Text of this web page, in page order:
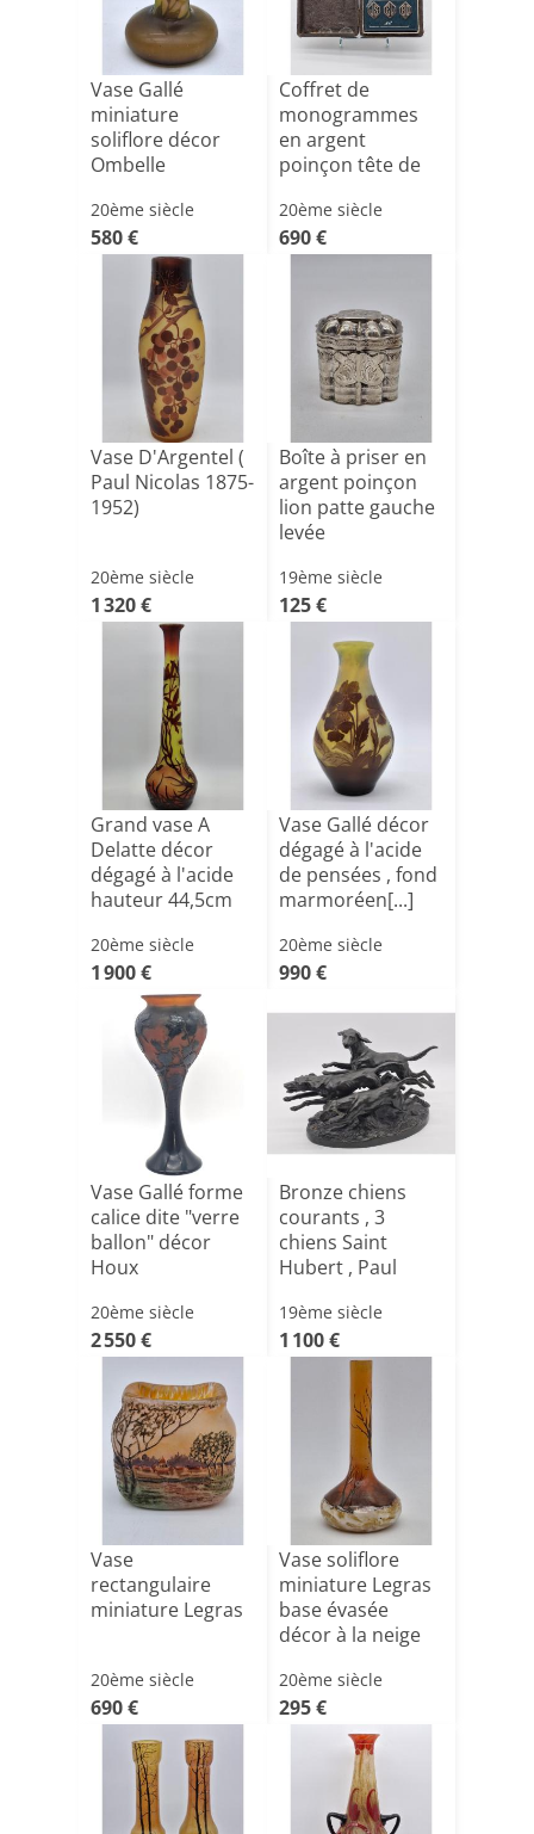
Vase Gallé
miniature
soliflore décor
Ombelle
20ème siècle
580 €
Coffret de
monogrammes
en argent
poinçon tête de
20ème siècle
690 €
Vase D'Argentel (
Paul Nicolas 1875-
1952)
20ème siècle
1 320 €
Boîte à priser en
argent poinçon
lion patte gauche
levée
19ème siècle
125 €
Grand vase A
Delatte décor
dégagé à l'acide
hauteur 44,5cm
20ème siècle
1 900 €
Vase Gallé décor
dégagé à l'acide
de pensées , fond
marmoréen[...]
20ème siècle
990 €
Vase Gallé forme
calice dite "verre
ballon" décor
Houx
20ème siècle
2 550 €
Bronze chiens
courants , 3
chiens Saint
Hubert , Paul
19ème siècle
1 100 €
Vase
rectangulaire
miniature Legras
20ème siècle
690 €
Vase soliflore
miniature Legras
base évasée
décor à la neige
20ème siècle
295 €